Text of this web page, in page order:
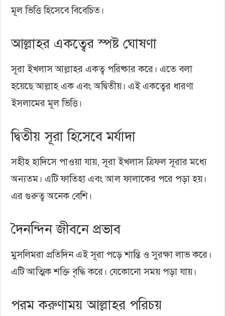
মূল ভিত্তি হিসেবে বিবেচিত।
আল্লাহর একত্বের স্পষ্ট ঘোষণা
সূরা ইখলাস আল্লাহর একত্ব পরিষ্কার করে। এতে বলা
হয়েছে আল্লাহ এক এবং অদ্বিতীয়। এই একত্বের ধারণা
ইসলামের মূল ভিত্তি।
দ্বিতীয় সূরা হিসেবে মর্যাদা
সহীহ হাদিসে পাওয়া যায়, সূরা ইখলাস ত্রিফল সূরার মধ্যে
অন্যতম। এটি ফাতিহা এবং আল ফালাকের পরে পড়া হয়।
এর গুরুত্ব অনেক বেশি।
দৈনন্দিন জীবনে প্রভাব
মুসলিমরা প্রতিদিন এই সূরা পড়ে শান্তি ও সুরক্ষা লাভ করে।
এটি আত্মিক শক্তি বৃদ্ধি করে। যেকোনো সময় পড়া যায়।
পরম করুণাময় আল্লাহর পরিচয়